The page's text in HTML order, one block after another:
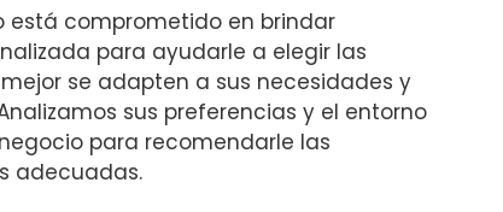
está comprometido en brindar
para ayudarle a elegir las
se adapten a sus necesidades y
sus preferencias y el entorno
para recomendarle las
adecuadas.